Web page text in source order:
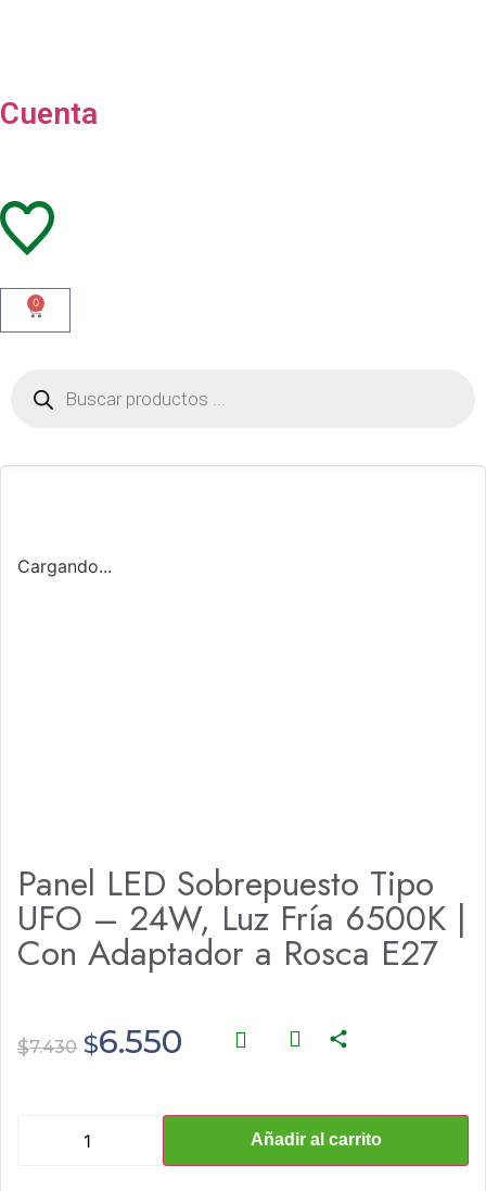
Cuenta
0
Cargando...
Panel LED Sobrepuesto Tipo
UFO – 24W, Luz Fría 6500K |
Con Adaptador a Rosca E27
$7.430 $6.550
Añadir al carrito